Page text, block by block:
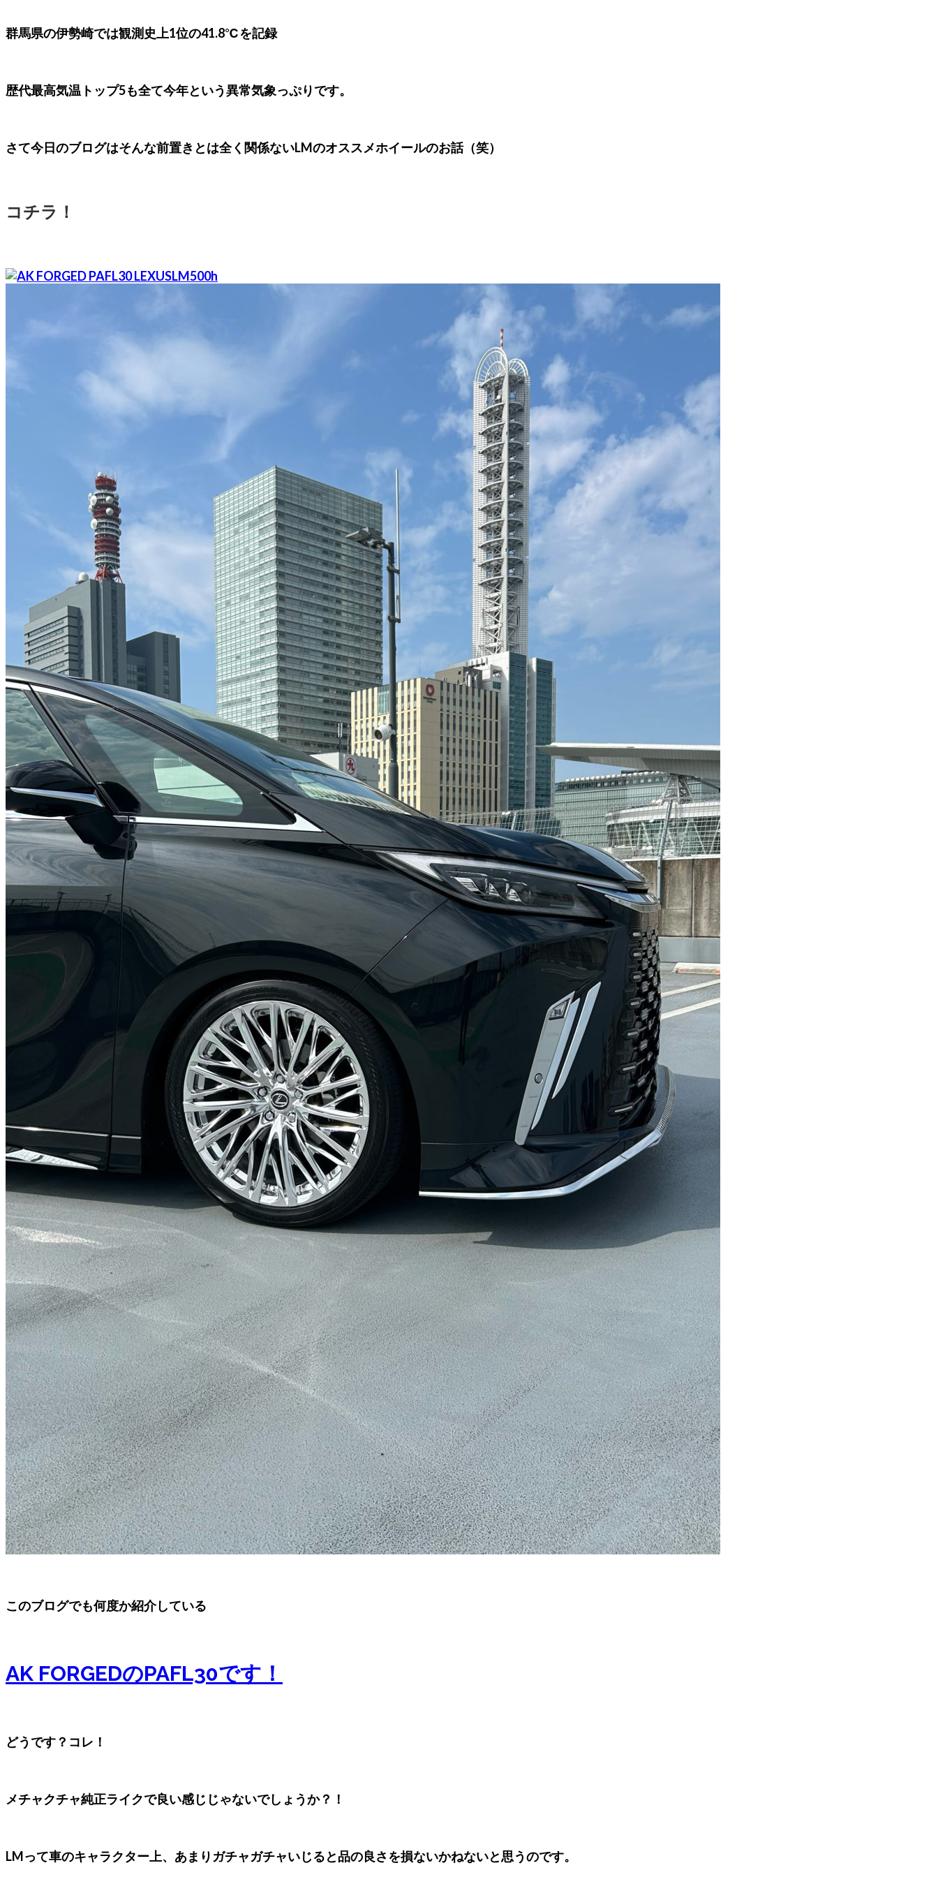
群馬県の伊勢崎では観測史上1位の41.8℃を記録
歴代最高気温トップ5も全て今年という異常気象っぷりです。
さて今日のブログはそんな前置きとは全く関係ないLMのオススメホイールのお話（笑）
コチラ！
このブログでも何度か紹介している
AK FORGEDのPAFL30です！
どうです？コレ！
メチャクチャ純正ライクで良い感じじゃないでしょうか？！
LMって車のキャラクター上、あまりガチャガチャいじると品の良さを損ないかねないと思うのです。